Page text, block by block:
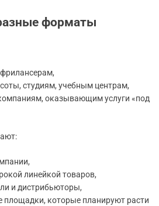
форматы
студиям, учебным центрам,
оказывающим услуги «под
линейкой товаров,
и дистрибьюторы,
площадки, которые планируют расти